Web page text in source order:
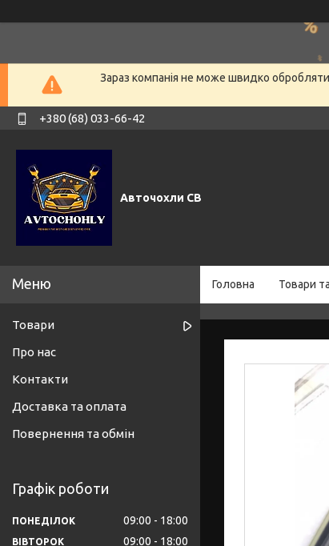
Зараз компанія не може швидко
+380 (68) 033-66-42
Авточохли СВ
Головна Товари
Товари
Про нас
Контакти
Доставка та оплата
Повернення та обмін
Графік роботи
ПОНЕДІЛОК 09:00 18:00
ВІВТОРОК 09:00 18:00